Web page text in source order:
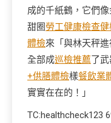
成的千紙鶴，它們
甜圈勞工健康檢查健
體檢來「與林天秤
全部成巡檢推薦了
+供膳體檢樣餐飲業
實實在在的！」
TC:healthcheck123